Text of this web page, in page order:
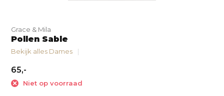
Grace & Mila
Pollen Sable
Bekijk alles Dames
65,-
Niet op voorraad